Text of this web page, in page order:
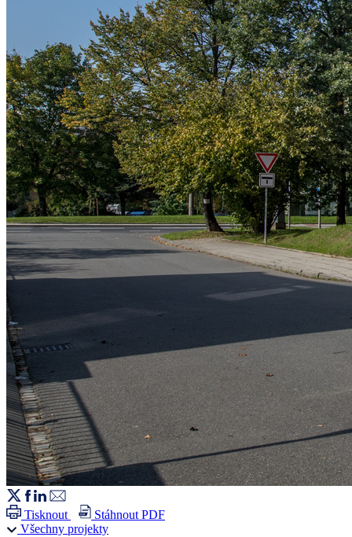
Tisknout
Stáhnout PDF
Všechny projekty